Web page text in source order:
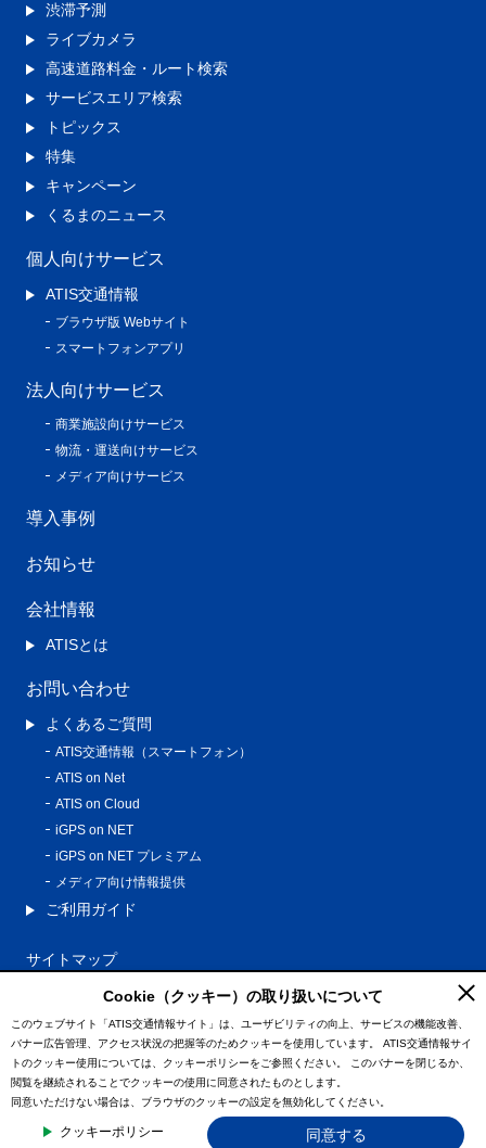
渋滞予測
ライブカメラ
高速道路料金・ルート検索
サービスエリア検索
トピックス
特集
キャンペーン
くるまのニュース
個人向けサービス
ATIS交通情報
ブラウザ版 Webサイト
スマートフォンアプリ
法人向けサービス
商業施設向けサービス
物流・運送向けサービス
メディア向けサービス
導入事例
お知らせ
会社情報
ATISとは
お問い合わせ
よくあるご質問
ATIS交通情報（スマートフォン）
ATIS on Net
ATIS on Cloud
iGPS on NET
iGPS on NET プレミアム
メディア向け情報提供
ご利用ガイド
サイトマップ
プライバシーポリシー
利用規約
特定商取引法に基づく表記
情報の外部通信について
© ATIS Co.,Ltd. All Rights Reserved.
Cookie（クッキー）の取り扱いについて
このウェブサイト「ATIS交通情報サイト」は、ユーザビリティの向上、サービスの機能改善、
バナー広告管理、アクセス状況の把握等のためクッキーを使用しています。
ATIS交通情報サイ
トのクッキー使用については、クッキーポリシーをご参照ください。
このバナーを閉じるか、
閲覧を継続されることでクッキーの使用に同意されたものとします。
同意いただけない場合は、ブラウザのクッキーの設定を無効化してください。
クッキーポリシー 同意する